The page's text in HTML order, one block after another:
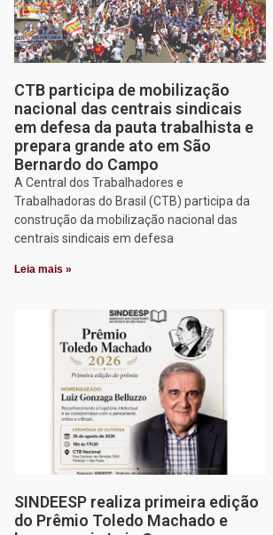
CTB participa de mobilização
nacional das centrais sindicais
em defesa da pauta trabalhista e
prepara grande ato em São
Bernardo do Campo
A Central dos Trabalhadores e
Trabalhadoras do Brasil (CTB) participa da
construção da mobilização nacional das
centrais sindicais em defesa
Leia mais »
SINDEESP realiza primeira edição
do Prêmio Toledo Machado e